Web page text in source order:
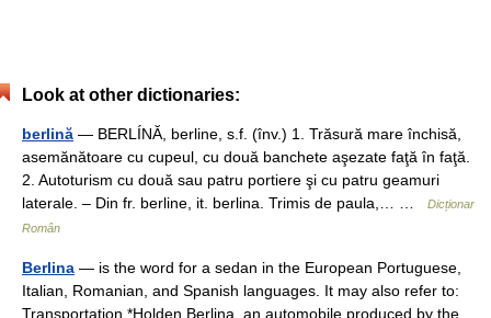
Look at other dictionaries:
berlină — BERLÍNĂ, berline, s.f. (înv.) 1. Trăsură mare închisă,
asemănătoare cu cupeul, cu două banchete aşezate faţă în faţă.
2. Autoturism cu două sau patru portiere şi cu patru geamuri
laterale. – Din fr. berline, it. berlina. Trimis de paula,… …
Dicționar
Român
Berlina — is the word for a sedan in the European Portuguese,
Italian, Romanian, and Spanish languages. It may also refer to:
Transportation *Holden Berlina, an automobile produced by the